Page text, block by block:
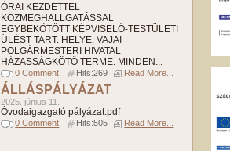
ÓRAI KEZDETTEL
KÖZMEGHALLGATÁSSAL
EGYBEKÖTÖTT KÉPVISELŐ-TESTÜLETI
ÜLÉST TART. HELYE: VAJAI
POLGÁRMESTERI HIVATAL
HÁZASSÁGKÖTŐ TERME. MINDEN...
0 Comment Hits:269 Read More...
ÁLLÁSPÁLYÁZAT
2025. június 11.
Óvodaigazgató pályázat.pdf
0 Comment Hits:505 Read More...